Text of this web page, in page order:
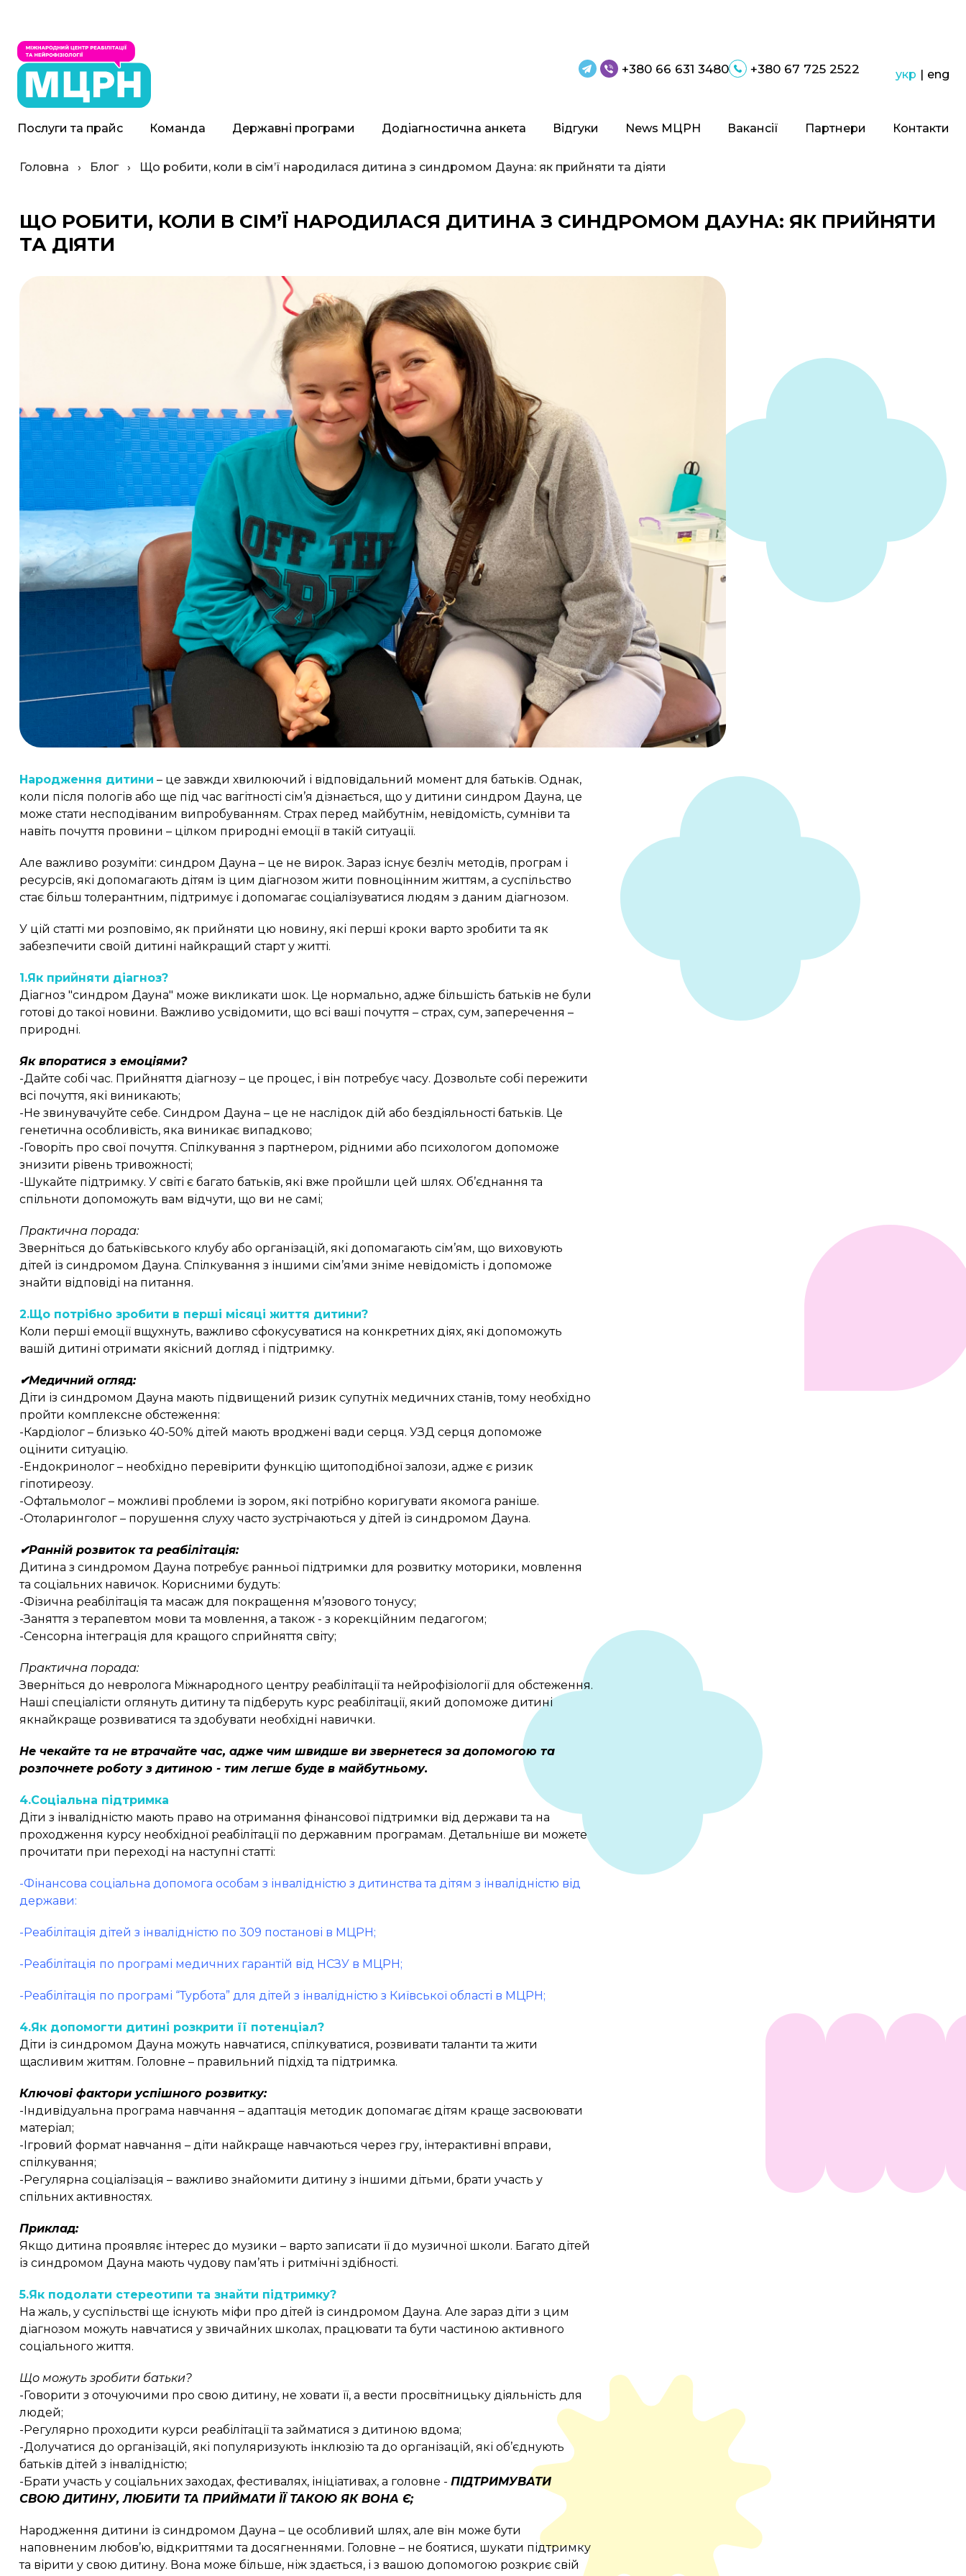
+380 66 631 3480 +380 67 725 2522 укр | eng
Послуги та прайс Команда Державні програми Додіагностична анкета Відгуки News МЦРН Вакансії Партнери Контакти
Головна › Блог › Що робити, коли в сім’ї народилася дитина з синдромом Дауна: як прийняти та діяти
ЩО РОБИТИ, КОЛИ В СІМ’Ї НАРОДИЛАСЯ ДИТИНА З СИНДРОМОМ ДАУНА: ЯК ПРИЙНЯТИ
ТА ДІЯТИ
Народження дитини – це завжди хвилюючий і відповідальний момент для батьків. Однак,
коли після пологів або ще під час вагітності сім’я дізнається, що у дитини синдром Дауна, це
може стати несподіваним випробуванням. Страх перед майбутнім, невідомість, сумніви та
навіть почуття провини – цілком природні емоції в такій ситуації.
Але важливо розуміти: синдром Дауна – це не вирок. Зараз існує безліч методів, програм і
ресурсів, які допомагають дітям із цим діагнозом жити повноцінним життям, а суспільство
стає більш толерантним, підтримує і допомагає соціалізуватися людям з даним діагнозом.
У цій статті ми розповімо, як прийняти цю новину, які перші кроки варто зробити та як
забезпечити своїй дитині найкращий старт у житті.
1.Як прийняти діагноз?
Діагноз "синдром Дауна" може викликати шок. Це нормально, адже більшість батьків не були
готові до такої новини. Важливо усвідомити, що всі ваші почуття – страх, сум, заперечення –
природні.
Як впоратися з емоціями?
-Дайте собі час. Прийняття діагнозу – це процес, і він потребує часу. Дозвольте собі пережити
всі почуття, які виникають;
-Не звинувачуйте себе. Синдром Дауна – це не наслідок дій або бездіяльності батьків. Це
генетична особливість, яка виникає випадково;
-Говоріть про свої почуття. Спілкування з партнером, рідними або психологом допоможе
знизити рівень тривожності;
-Шукайте підтримку. У світі є багато батьків, які вже пройшли цей шлях. Об’єднання та
спільноти допоможуть вам відчути, що ви не самі;
Практична порада:
Зверніться до батьківського клубу або організацій, які допомагають сім’ям, що виховують
дітей із синдромом Дауна. Спілкування з іншими сім’ями зніме невідомість і допоможе
знайти відповіді на питання.
2.Що потрібно зробити в перші місяці життя дитини?
Коли перші емоції вщухнуть, важливо сфокусуватися на конкретних діях, які допоможуть
вашій дитині отримати якісний догляд і підтримку.
✔Медичний огляд:
Діти із синдромом Дауна мають підвищений ризик супутніх медичних станів, тому необхідно
пройти комплексне обстеження:
-Кардіолог – близько 40-50% дітей мають вроджені вади серця. УЗД серця допоможе
оцінити ситуацію.
-Ендокринолог – необхідно перевірити функцію щитоподібної залози, адже є ризик
гіпотиреозу.
-Офтальмолог – можливі проблеми із зором, які потрібно коригувати якомога раніше.
-Отоларинголог – порушення слуху часто зустрічаються у дітей із синдромом Дауна.
✔Ранній розвиток та реабілітація:
Дитина з синдромом Дауна потребує ранньої підтримки для розвитку моторики, мовлення
та соціальних навичок. Корисними будуть:
-Фізична реабілітація та масаж для покращення м’язового тонусу;
-Заняття з терапевтом мови та мовлення, а також - з корекційним педагогом;
-Сенсорна інтеграція для кращого сприйняття світу;
Практична порада:
Зверніться до невролога Міжнародного центру реабілітації та нейрофізіології для обстеження.
Наші спеціалісти оглянуть дитину та підберуть курс реабілітації, який допоможе дитині
якнайкраще розвиватися та здобувати необхідні навички.
Не чекайте та не втрачайте час, адже чим швидше ви звернетеся за допомогою та
розпочнете роботу з дитиною - тим легше буде в майбутньому.
4.Соціальна підтримка
Діти з інвалідністю мають право на отримання фінансової підтримки від держави та на
проходження курсу необхідної реабілітації по державним програмам. Детальніше ви можете
прочитати при переході на наступні статті:
-Фінансова соціальна допомога особам з інвалідністю з дитинства та дітям з інвалідністю від
держави:
-Реабілітація дітей з інвалідністю по 309 постанові в МЦРН;
-Реабілітація по програмі медичних гарантій від НСЗУ в МЦРН;
-Реабілітація по програмі “Турбота” для дітей з інвалідністю з Київської області в МЦРН;
4.Як допомогти дитині розкрити її потенціал?
Діти із синдромом Дауна можуть навчатися, спілкуватися, розвивати таланти та жити
щасливим життям. Головне – правильний підхід та підтримка.
Ключові фактори успішного розвитку:
-Індивідуальна програма навчання – адаптація методик допомагає дітям краще засвоювати
матеріал;
-Ігровий формат навчання – діти найкраще навчаються через гру, інтерактивні вправи,
спілкування;
-Регулярна соціалізація – важливо знайомити дитину з іншими дітьми, брати участь у
спільних активностях.
Приклад:
Якщо дитина проявляє інтерес до музики – варто записати її до музичної школи. Багато дітей
із синдромом Дауна мають чудову пам’ять і ритмічні здібності.
5.Як подолати стереотипи та знайти підтримку?
На жаль, у суспільстві ще існують міфи про дітей із синдромом Дауна. Але зараз діти з цим
діагнозом можуть навчатися у звичайних школах, працювати та бути частиною активного
соціального життя.
Що можуть зробити батьки?
-Говорити з оточуючими про свою дитину, не ховати її, а вести просвітницьку діяльність для
людей;
-Регулярно проходити курси реабілітації та займатися з дитиною вдома;
-Долучатися до організацій, які популяризують інклюзію та до організацій, які об’єднують
батьків дітей з інвалідністю;
-Брати участь у соціальних заходах, фестивалях, ініціативах, а головне - ПІДТРИМУВАТИ
СВОЮ ДИТИНУ, ЛЮБИТИ ТА ПРИЙМАТИ ЇЇ ТАКОЮ ЯК ВОНА Є;
Народження дитини із синдромом Дауна – це особливий шлях, але він може бути
наповненим любов’ю, відкриттями та досягненнями. Головне – не боятися, шукати підтримку
та вірити у свою дитину. Вона може більше, ніж здається, і з вашою допомогою розкриє свій